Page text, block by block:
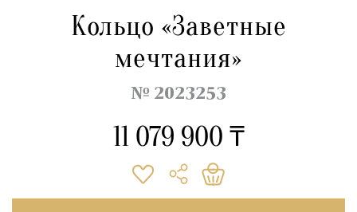
Кольцо «Заветные
мечтания»
№ 2023253
11 079 900 ₸